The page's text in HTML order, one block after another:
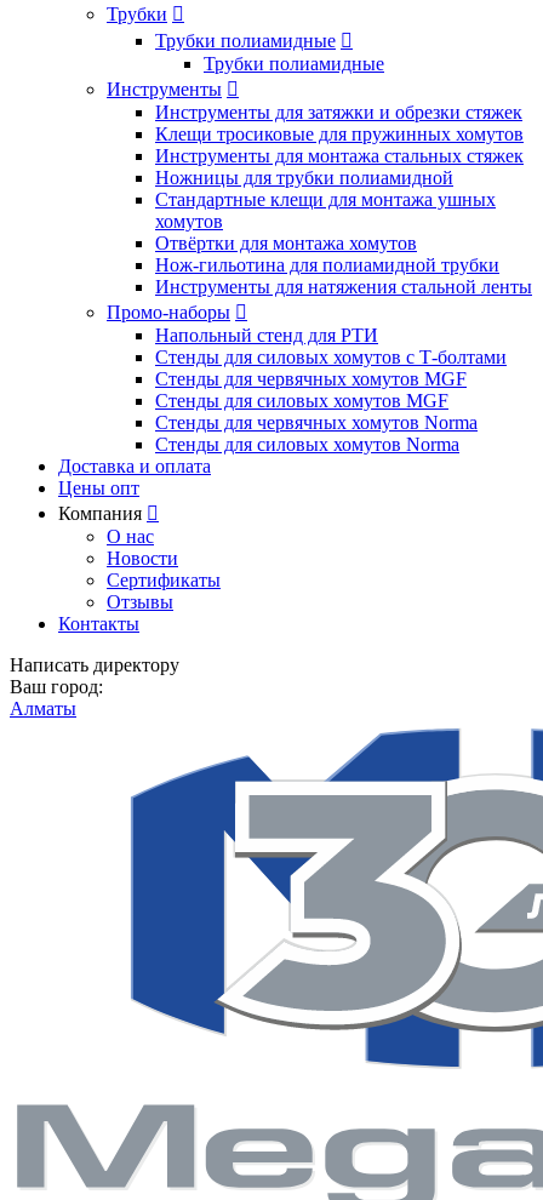
Трубки 
Трубки полиамидные 
Трубки полиамидные
Инструменты 
Инструменты для затяжки и обрезки стяжек
Клещи тросиковые для пружинных хомутов
Инструменты для монтажа стальных стяжек
Ножницы для трубки полиамидной
Стандартные клещи для монтажа ушных
хомутов
Отвёртки для монтажа хомутов
Нож-гильотина для полиамидной трубки
Инструменты для натяжения стальной ленты
Промо-наборы 
Напольный стенд для РТИ
Стенды для силовых хомутов с Т-болтами
Стенды для червячных хомутов MGF
Стенды для силовых хомутов MGF
Стенды для червячных хомутов Norma
Стенды для силовых хомутов Norma
Доставка и оплата
Цены опт
Компания 
О нас
Новости
Сертификаты
Отзывы
Контакты
Написать директору
Ваш город:
Алматы